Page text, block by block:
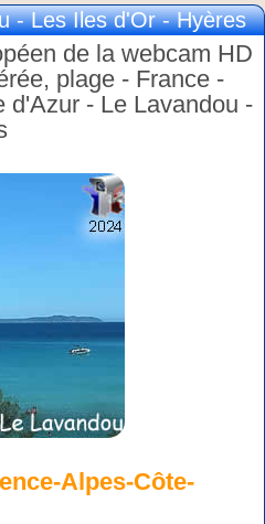
- Les Iles d'Or - Hyères
de la webcam HD
plage - France -
d'Azur - Le Lavandou -
Alpes-Côte-